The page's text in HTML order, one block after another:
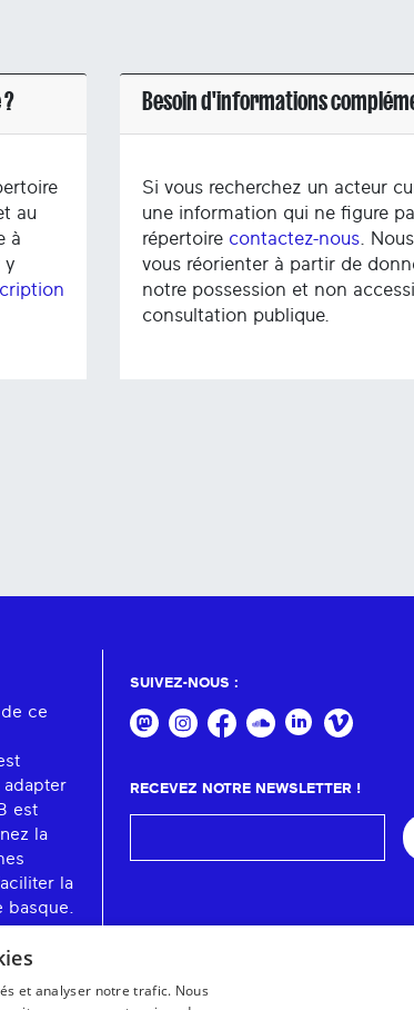
au
à
y
Besoin d'informations
Si vous recherchez un acteur
une information qui ne figure
répertoire contactez-nous.
vous réorienter à partir de
notre possession et non
consultation publique.
ce
adapter
est
la
la
SUIVEZ-NOUS :
RECEVEZ NOTRE NEWSLETTER !
et analyser notre trafic. Nous